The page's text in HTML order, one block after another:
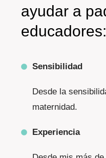
ayudar a
educadores:
Sensibilidad
Desde la
maternidad.
Experiencia